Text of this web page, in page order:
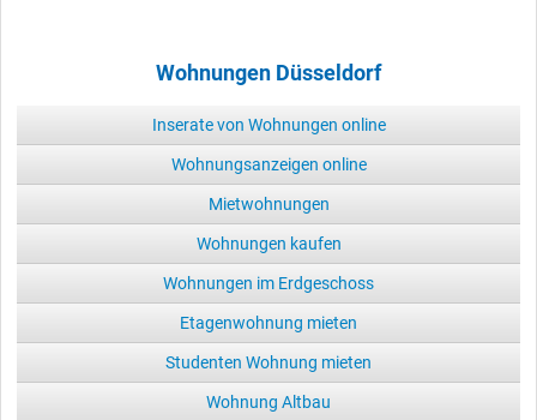
Wohnungen Düsseldorf
Inserate von Wohnungen online
Wohnungsanzeigen online
Mietwohnungen
Wohnungen kaufen
Wohnungen im Erdgeschoss
Etagenwohnung mieten
Studenten Wohnung mieten
Wohnung Altbau